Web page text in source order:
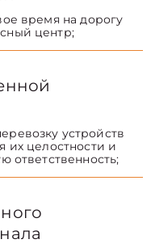
время на дорогу
центр;
устройств
их целостности и
ответственность;